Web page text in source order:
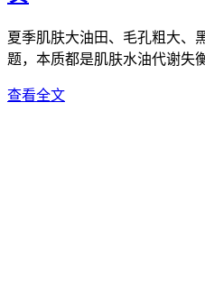
夏季肌肤大油田、毛孔粗大、
题，本质都是肌肤水油代谢失
查看全文